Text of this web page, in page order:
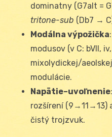
dominatny (G7alt =
tritone-sub (Db7 →
Modálna výpožička
modusov (v C: bVII,
mixolydickej/
modulácie.
Napätie–uvoľnenie
rozšírení (9→11→13)
čistý trojzvuk.